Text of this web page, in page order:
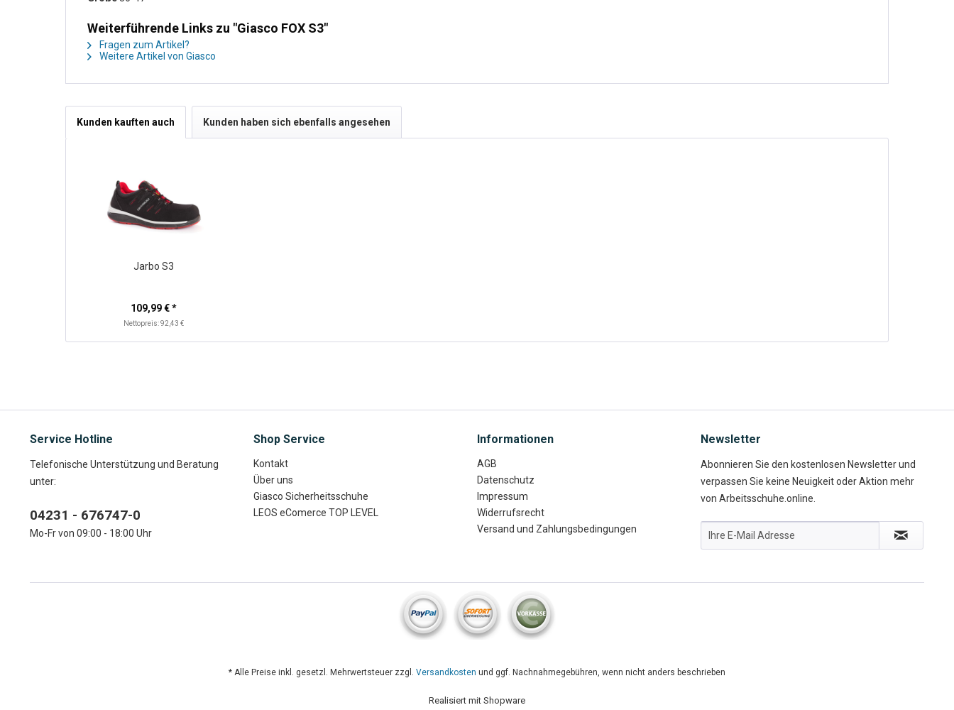
Weiterführende Links zu "Giasco FOX S3"
Fragen zum Artikel?
Weitere Artikel von Giasco
Kunden kauften auch Kunden haben sich ebenfalls angesehen
Jarbo S3
109,99 € *
Nettopreis: 92,43 €
Service Hotline
Telefonische Unterstützung und Beratung
unter:
04231 - 676747-0
Mo-Fr von 09:00 - 18:00 Uhr
Shop Service
Kontakt
Über uns
Giasco Sicherheitsschuhe
LEOS eComerce TOP LEVEL
Informationen
AGB
Datenschutz
Impressum
Widerrufsrecht
Versand und Zahlungsbedingungen
Newsletter
Abonnieren Sie den kostenlosen Newsletter und
verpassen Sie keine Neuigkeit oder Aktion mehr
von Arbeitsschuhe.online.
* Alle Preise inkl. gesetzl. Mehrwertsteuer zzgl. Versandkosten und ggf. Nachnahmegebühren, wenn nicht anders beschrieben
Realisiert mit Shopware